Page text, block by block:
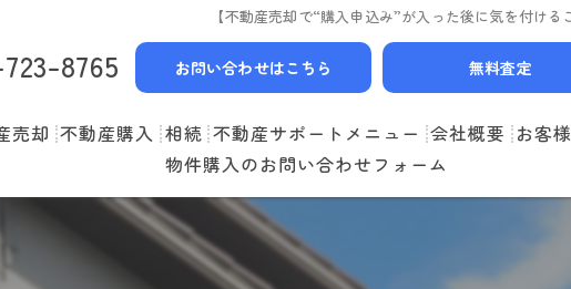
【不動産売却で“購入申込み”が入った後に気を付け
8765 お問い合わせはこちら 無料査定
売却
3つの売却スタイル
流れ
不動産購入
物件一覧
相続 不動産サポートメニュー
リースバック
空家管理
会社概要
スタッフ紹介
お客
よく
物件購入のお問い合わせフォーム